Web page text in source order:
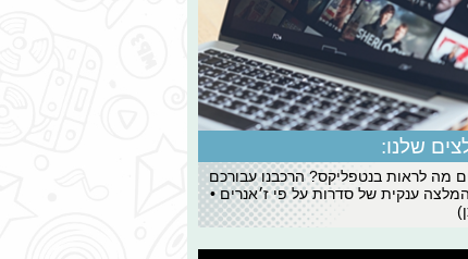
שלנו:
מה לראות בנטפליקס? הרכבנו עבורכם
ענקית של סדרות על פי ז׳אנרים •